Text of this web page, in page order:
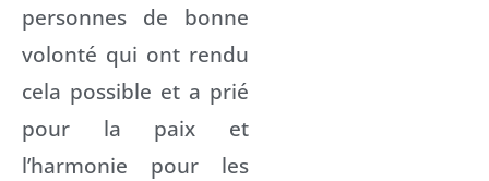
personnes de bonne
volonté qui ont rendu
cela possible et a prié
pour la paix et
l’harmonie pour les